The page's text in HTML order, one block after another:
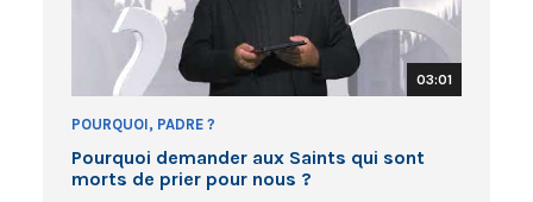
03:01
POURQUOI, PADRE ?
Pourquoi demander aux Saints qui sont
morts de prier pour nous ?